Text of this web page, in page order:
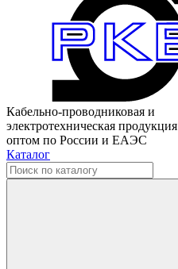
Кабельно-проводниковая и
электротехническая продукция
оптом по России и ЕАЭС
Каталог